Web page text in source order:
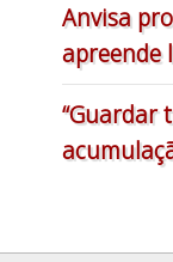
Anvisa
apreende
“Guardar